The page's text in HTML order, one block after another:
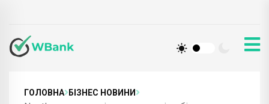
ГОЛОВНА БІЗНЕС НОВИНИ